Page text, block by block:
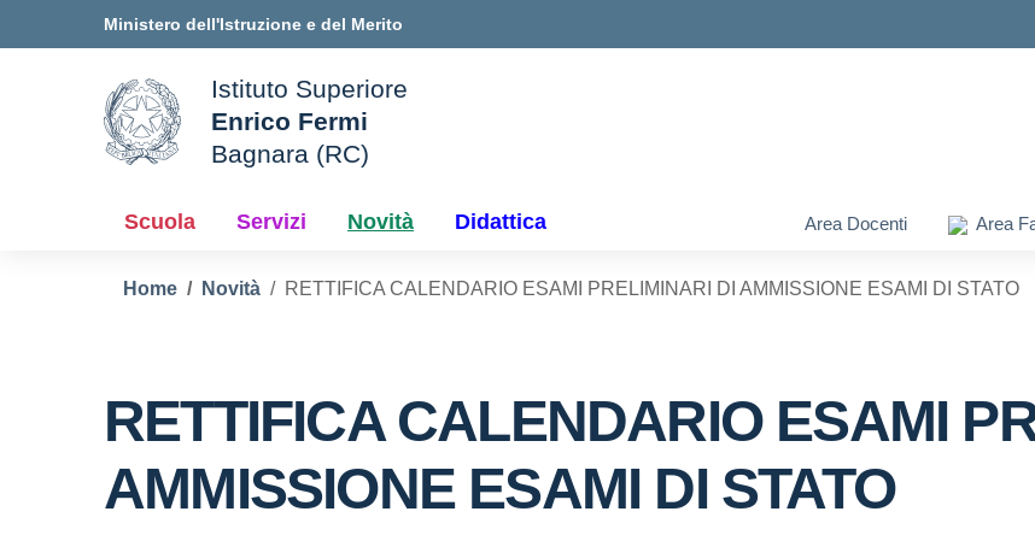
Ministero dell'Istruzione e del Merito
della scuola
Istituto Superiore
Enrico Fermi
Bagnara (RC)
Scuola Servizi Novità Didattica Area Docenti Area
Home Novità RETTIFICA CALENDARIO ESAMI PRELIMINARI DI AMMISSIONE ESAMI DI STATO
RETTIFICA CALENDARIO ESAMI
AMMISSIONE ESAMI DI STATO